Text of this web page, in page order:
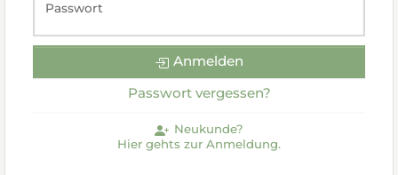
Passwort
Anmelden
Passwort vergessen?
Neukunde?
Hier gehts zur Anmeldung.